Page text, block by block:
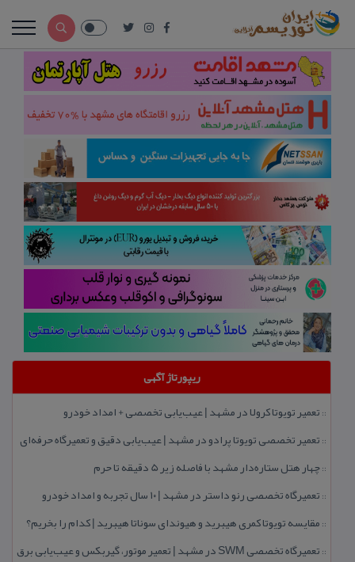
ریپورتاژ آگهی
:: تعمیر تویوتا كرولا در مشهد | عیب‌یابی تخصصی + امداد خودرو
:: تعمیر تخصصی تویوتا پرادو در مشهد | عیب‌یابی دقیق و تعمیرگاه حرفه‌ای
::چهار هتل‌ ستاره‌دار مشهد با فاصله زیر 5 دقیقه تا حرم
:: تعمیرگاه تخصصی رنو داستر در مشهد | ۱۰ سال تجربه و امداد خودرو
:: مقایسه تویوتا كمری هیبرید و هیوندای سوناتا هیبرید | كدام را بخریم؟
:: تعمیرگاه تخصصی SWM در مشهد | تعمیر موتور، گیربكس و عیب‌یابی برق